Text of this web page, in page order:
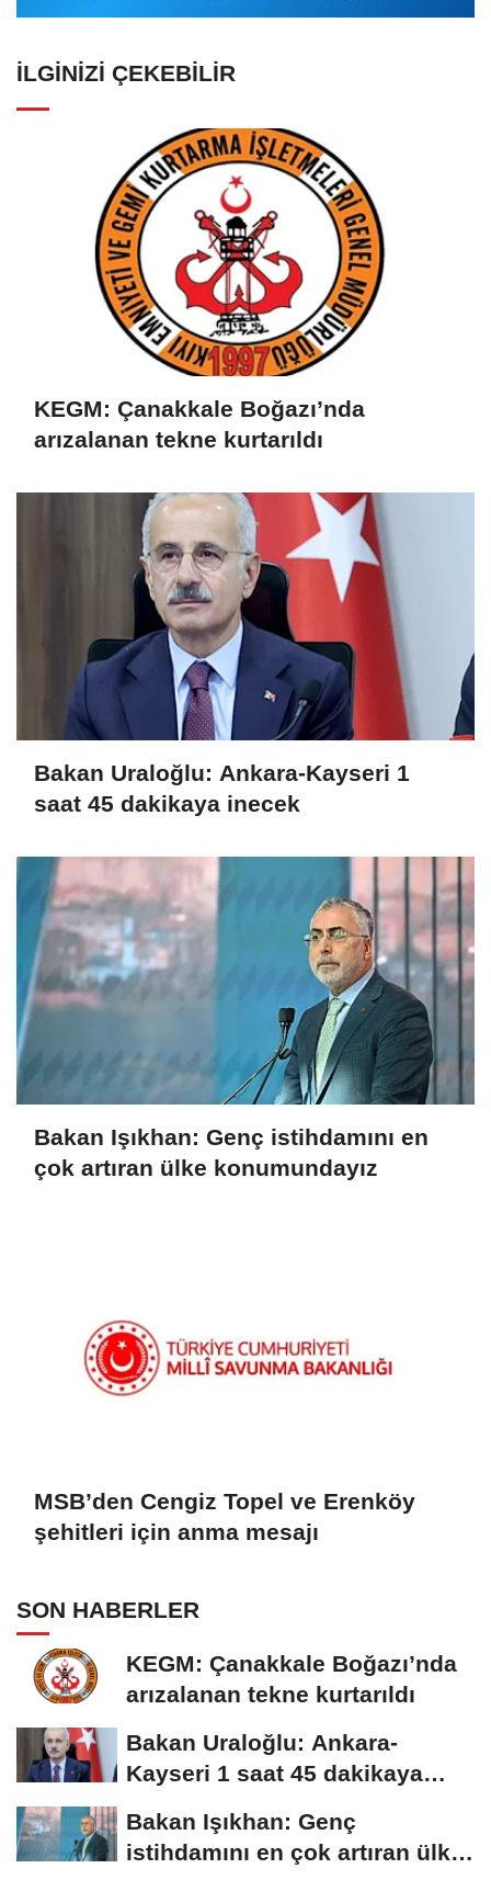
İLGINIZI ÇEKEBILIR
KEGM: Çanakkale Boğazı’nda
arızalanan tekne kurtarıldı
Bakan Uraloğlu: Ankara-Kayseri 1
saat 45 dakikaya inecek
Bakan Işıkhan: Genç istihdamını en
çok artıran ülke konumundayız
MSB’den Cengiz Topel ve Erenköy
şehitleri için anma mesajı
SON HABERLER
KEGM: Çanakkale Boğazı’nda
arızalanan tekne kurtarıldı
Bakan Uraloğlu: Ankara-
Kayseri 1 saat 45 dakikaya
Bakan Işıkhan: Genç
istihdamını en çok artıran ülke